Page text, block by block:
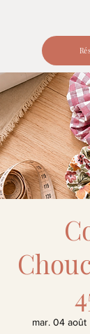
mar. 04 août